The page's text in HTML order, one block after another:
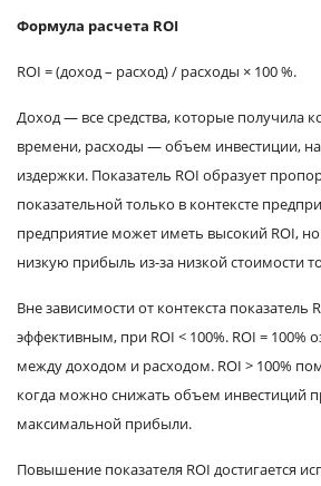
Формула расчета ROI
ROI = (доход – расход) / расходы × 100 %.
Доход — все средства, которые получила
времени, расходы — объем инвестиции,
издержки. Показатель ROI образует
показательной только в контексте
предприятие может иметь высокий ROI,
низкую прибыль из-за низкой стоимости
Вне зависимости от контекста показатель
эффективным, при ROI < 100%. ROI = 100%
между доходом и расходом. ROI > 100%
когда можно снижать объем инвестиций
максимальной прибыли.
Повышение показателя ROI достигается